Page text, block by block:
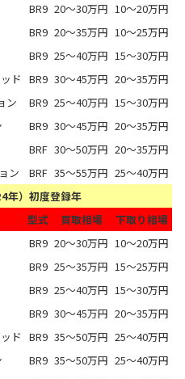
BR9 20～30万円 10～20万円
BR9 20～35万円 10～25万円
BR9 25～40万円 15～30万円
ド BR9 30～45万円 20～35万円
ン
BR9 25～40万円 15～30万円
BR9 30～45万円 20～35万円
BRF 30～50万円 20～35万円
ン
BRF 35～55万円 25～40万円
年）初度登録年
型式 買取相場
下取り相場
BR9 20～30万円 10～20万円
BR9 25～35万円 15～25万円
BR9 25～40万円 15～30万円
BR9 30～45万円 20～35万円
ド BR9 35～50万円 25～40万円
BR9 35～50万円 25～40万円